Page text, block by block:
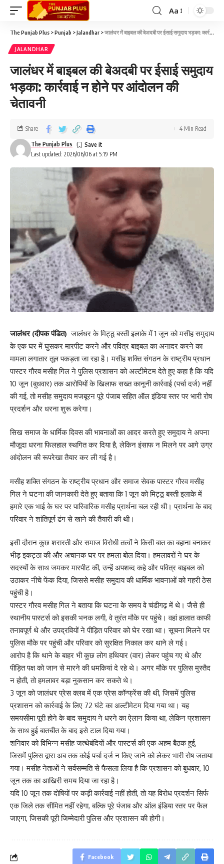
Aa
The Punjab Plus >Punjab >Jalandhar >जालंधर में बाइबल की बेअदबी पर ईसाई समुदाय भड़का: कार्रवाई न होने पर आंदोलन की चेतावनी
JALANDHAR
जालंधर में बाइबल की बेअदबी पर ईसाई समुदाय
भड़का: कार्रवाई न होने पर आंदोलन की
चेतावनी
Last updated: 2026/06/06 at 5:19 PM
The Punjab Plus
Share 4 Min Read
जालंधर (दीपक पंडित) जालंधर के मिट्ठू बस्ती इलाके में 1 जून को मसीह समुदाय
के एक घर में घुसकर मारपीट करने और पवित्र बाइबल का अनादर करने का
मामला लगातार तूल पकड़ता जा रहा है। मसीह शक्ति संगठन के राष्ट्रीय प्रधान
पास्टर गौरव मसीह गिल ने पुलिस प्रशासन को अल्टीमेटम देते हुए कहा है कि यदि
10 जून (बुधवार) तक आरोपियों के खिलाफ सख्त कानूनी कार्रवाई (पर्चा दर्ज) नहीं
की गई, तो मसीह समुदाय मजबूरन पूरे पंजाब सहित ऑल इंडिया स्तर पर भारी रोष
प्रदर्शन और धरना शुरू करेगा।
सिख समाज के धार्मिक दिवस की भावनाओं का आदर करते हुए समुदाय ने अपना
मौजूदा धरना फिलहाल स्थगित कर दिया है, लेकिन इंसाफ न मिलने पर आगे उग्र
आंदोलन की रूपरेखा तैयार कर ली गई है।
मसीह शक्ति संगठन के राष्ट्रीय प्रधान और समाज सेवक पास्टर गौरव मसीह
गिल ने घटना की जानकारी देते हुए बताया कि 1 जून को मिट्ठू बस्ती इलाके में
हमारे एक भाई के घर पर पारिवारिक मसीह प्रार्थना चल रही थी। प्रार्थना के बाद
परिवार ने शांतिपूर्ण ढंग से खाने की तैयारी की थी।
इसी दौरान कुछ शरारती और समाज विरोधी तत्वों ने किसी बात का बहाना बनाकर
भीड़ इकट्ठा की और अचानक घर पर हमला बोल दिया। हमलावरों ने घर के
सदस्यों के साथ जमकर मारपीट की, उन्हें अपशब्द कहे और पवित्र बाइबल को
उठाकर नीचे फेंक दिया, जिससे मसीह समुदाय की धार्मिक भावनाओं को गहरी ठेस
पहुंची है।
पास्टर गौरव मसीह गिल ने बताया कि घटना के समय वे चंडीगढ़ में थे। जैसे ही
स्थानीय पास्टर्स को इसकी भनक लगी, वे तुरंत मौके पर पहुंचे। वहां हालात काफी
तनावपूर्ण थे और उपद्रवियों ने पीड़ित परिवार को घेर रखा था। सूचना मिलने पर
पुलिस मौके पर पहुंची और परिवार को सुरक्षित निकाल कर थाने ले गई।
आरोप है कि थाने के बाहर भी कुछ लोग हथियार (वार) लेकर पहुंच गए थे और
पीड़ित पक्ष को जान से मारने की धमकियां दे रहे थे। अगर मौके पर पुलिस मुस्तैद
न होती, तो हमलावर बड़ा नुकसान कर सकते थे।
3 जून को जालंधर प्रेस क्लब में एक प्रेस कॉन्फ्रेंस की थी, जिसमें पुलिस
प्रशासन को कार्रवाई के लिए 72 घंटे का अल्टीमेटम दिया गया था। यह
समयसीमा पूरी होने के बाद समुदाय ने धरने का ऐलान किया था, लेकिन प्रशासन
के साथ हुई बातचीत के बाद इसे टाल दिया गया।
शनिवार को विभिन्न मसीह जत्थेबंदियों और पास्टर्स की एक अहम बैठक हुई,
जिसमें पुलिस द्वारा अब तक कोई पर्चा दर्ज न किए जाने को लेकर भारी रोष जताया
गया। मसीह नेताओं ने सर्वसम्मति से फैसला लिया है कि प्रशासन को बुधवार, 10
जून तक का आखिरी समय दिया जा रहा है।
यदि 10 जून तक दोषियों पर कड़ी कार्रवाई नहीं होती, तो यह विरोध प्रदर्शन सिर्फ
एक जिले तक सीमित नहीं रहेगा, बल्कि पूरे पंजाब और ऑल इंडिया स्तर पर फैल
जाएगा, जिसकी पूरी जिम्मेदारी पुलिस और प्रशासन की होगी।
Facebook